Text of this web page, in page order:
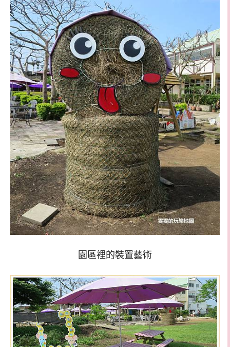
園區裡的裝置藝術